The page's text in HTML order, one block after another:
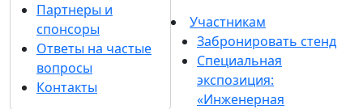
Партнеры и
спонсоры
Ответы на частые
вопросы
Контакты
Участникам
Забронировать стенд
Специальная
экспозиция:
«Инженерная